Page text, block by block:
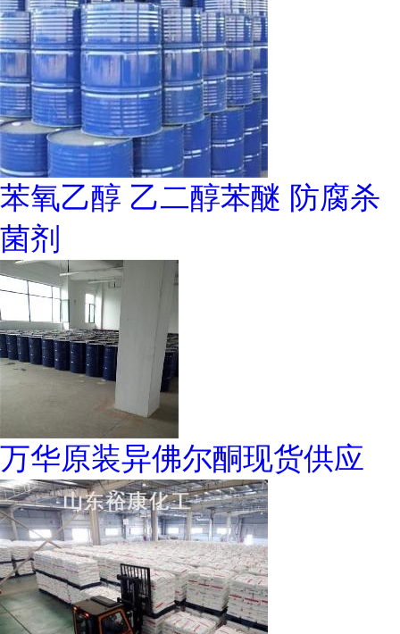
苯氧乙醇 乙二醇苯醚 防腐杀
菌剂
万华原装异佛尔酮现货供应